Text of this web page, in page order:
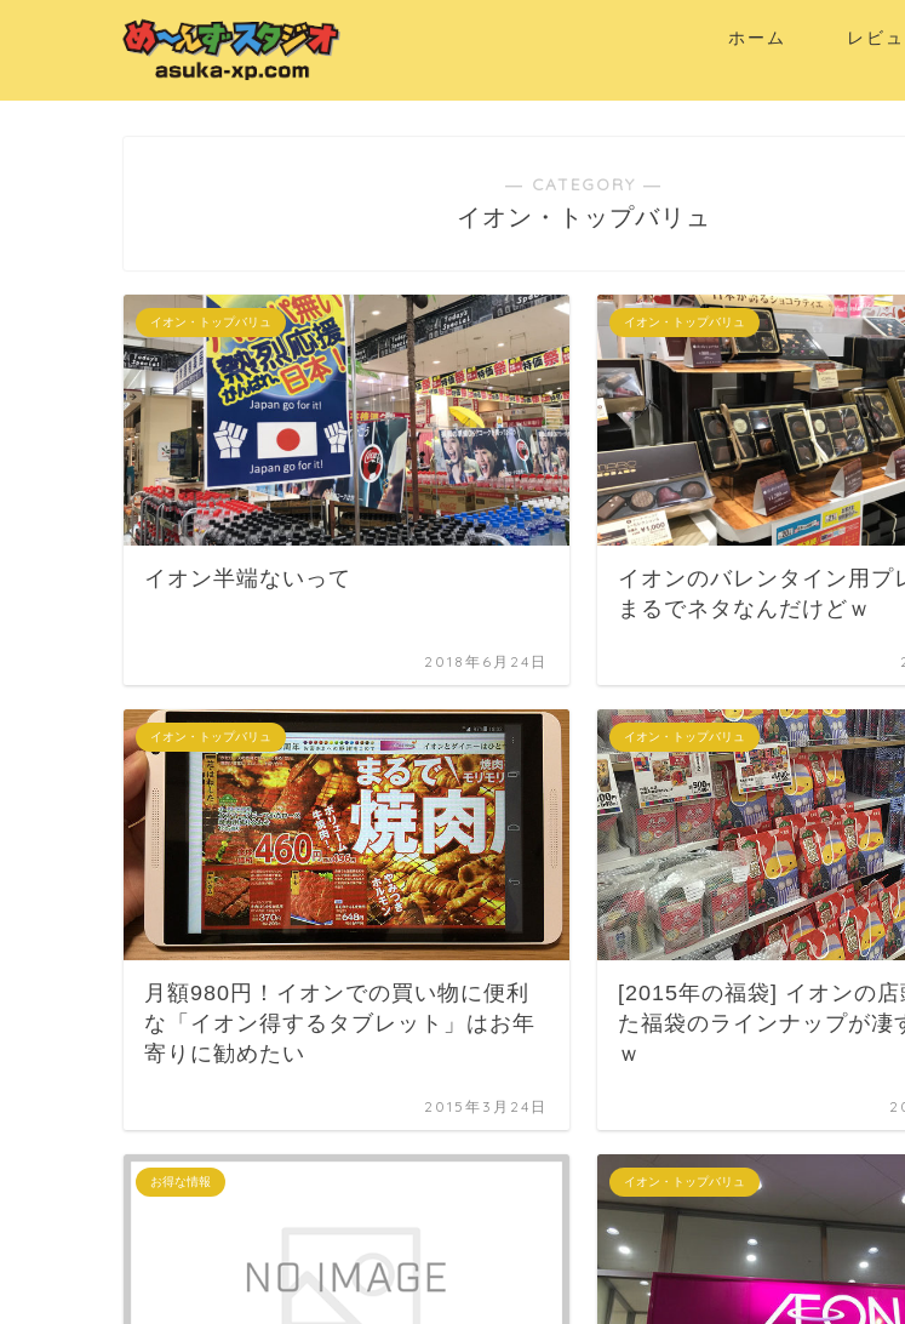
ホーム レビ
― CATEGORY ―
イオン・トップバリュ
イオン・トップバリュ
イオン半端ないって
2018年6月24日
イオン・トップバリュ
イオンのバレンタイン用プ
まるでネタなんだけどｗ
イオン・トップバリュ
月額980円！イオンでの買い物に便利
な「イオン得するタブレット」はお年
寄りに勧めたい
2015年3月24日
イオン・トップバリュ
[2015年の福袋] イオンの店
た福袋のラインナップが凄
ｗ
お得な情報 イオン・トップバリュ